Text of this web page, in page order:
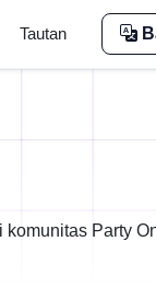
Tautan
komunitas Party